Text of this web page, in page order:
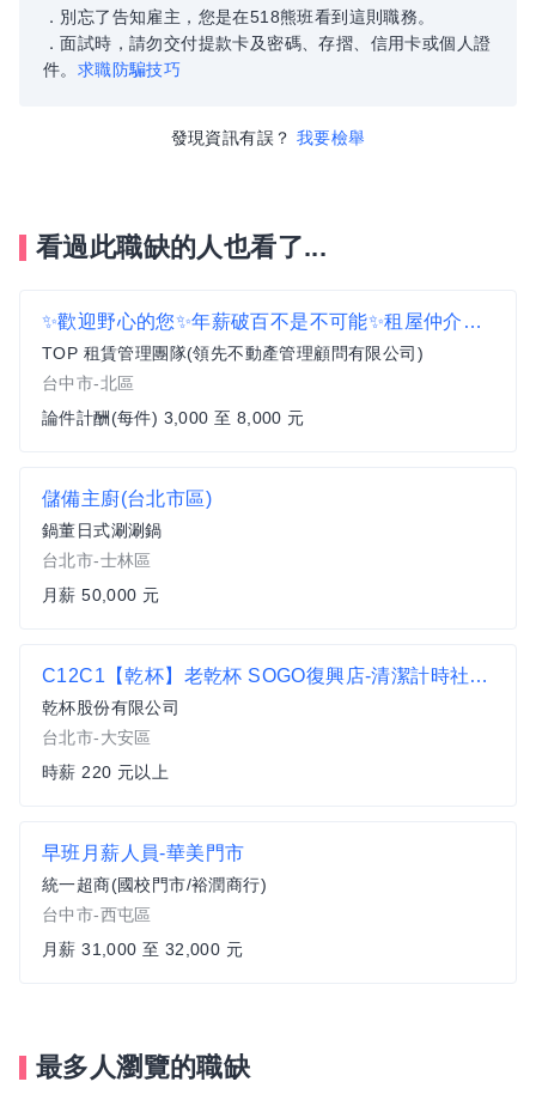
．別忘了告知雇主，您是在518熊班看到這則職務。
．面試時，請勿交付提款卡及密碼、存摺、信用卡或個人證
件。 求職防騙技巧
發現資訊有誤？ 我要檢舉
看過此職缺的人也看了...
✨歡迎野心的您✨年薪破百不是不可能✨租屋仲介業務✨
TOP 租賃管理團隊(領先不動產管理顧問有限公司)
台中市-北區
論件計酬(每件) 3,000 至 8,000 元
儲備主廚(台北市區)
鍋董日式涮涮鍋
台北市-士林區
月薪 50,000 元
C12C1【乾杯】老乾杯 SOGO復興店-清潔計時社員 時薪220元 津貼獎金600元另計
乾杯股份有限公司
台北市-大安區
時薪 220 元以上
早班月薪人員-華美門市
統一超商(國校門市/裕潤商行)
台中市-西屯區
月薪 31,000 至 32,000 元
最多人瀏覽的職缺